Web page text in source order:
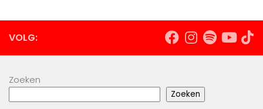
VOLG:
Zoeken
Zoeken